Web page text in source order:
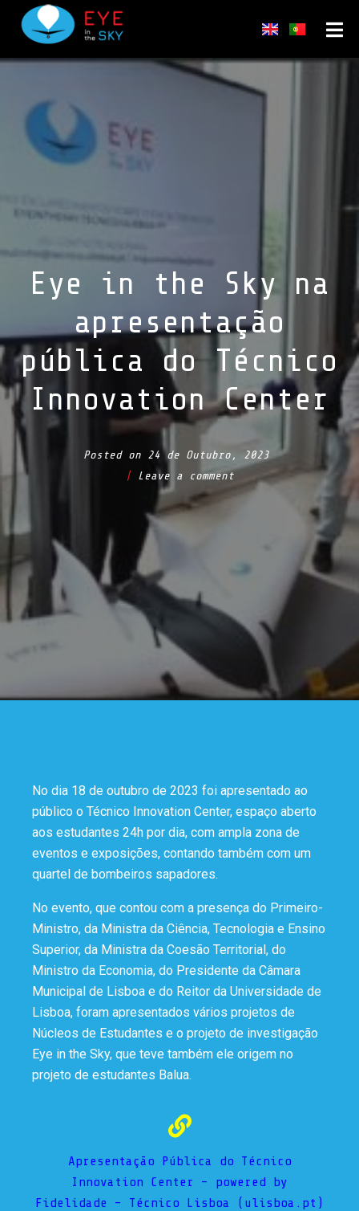
Eye in the Sky na
apresentação
pública do Técnico
Innovation Center
Posted on 24 de Outubro, 2023
Leave a comment
No dia 18 de outubro de 2023 foi apresentado ao
público o Técnico Innovation Center, espaço aberto
aos estudantes 24h por dia, com ampla zona de
eventos e exposições, contando também com um
quartel de bombeiros sapadores.
No evento, que contou com a presença do Primeiro-
Ministro, da Ministra da Ciência, Tecnologia e Ensino
Superior, da Ministra da Coesão Territorial, do
Ministro da Economia, do Presidente da Câmara
Municipal de Lisboa e do Reitor da Universidade de
Lisboa, foram apresentados vários projetos de
Núcleos de Estudantes e o projeto de investigação
Eye in the Sky, que teve também ele origem no
projeto de estudantes Balua.
Apresentação Pública do Técnico
Innovation Center – powered by
Fidelidade – Técnico Lisboa (ulisboa.pt)